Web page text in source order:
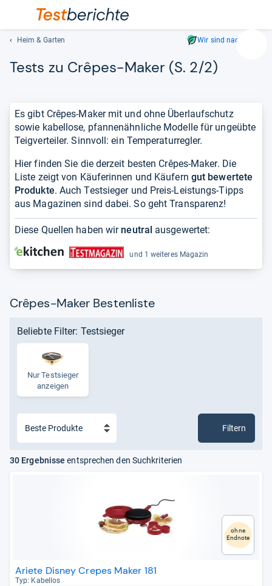
ein.
und
Heim & Garten Wir sind nachhaltig
Tests zu Crê­pes-​Maker (S. 2/2)
Es gibt Crêpes-Maker mit und ohne Überlaufschutz
sowie kabellose, pfannenähnliche Modelle für ungeübte
Teigverteiler. Sinnvoll: ein Temperaturregler.
Hier finden Sie die derzeit besten Crêpes-Maker. Die
Liste zeigt von Käuferinnen und Käufern gut bewertete
Produkte. Auch Testsieger und Preis-Leistungs-Tipps
aus Magazinen sind dabei. So geht Transparenz!
Diese Quellen haben wir neutral ausgewertet:
und 1 weiteres Magazin
Crêpes-Maker Bestenliste
Beliebte Filter: Testsieger
Nur Test­sie­ger
anzei­gen
Filtern
30 Ergebnisse entsprechen den Suchkriterien
ohne
Endnote
Ariete Disney Crepes Maker 181
Typ: Kabel­los